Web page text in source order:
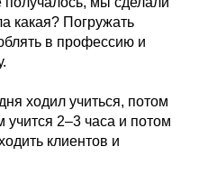
какая? Погружать
в профессию и
ходил учиться, потом
учится 2–3 часа и потом
клиентов и